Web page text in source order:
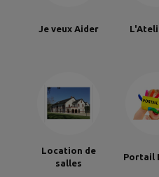
Je veux Aider
Location de
salles
Portail